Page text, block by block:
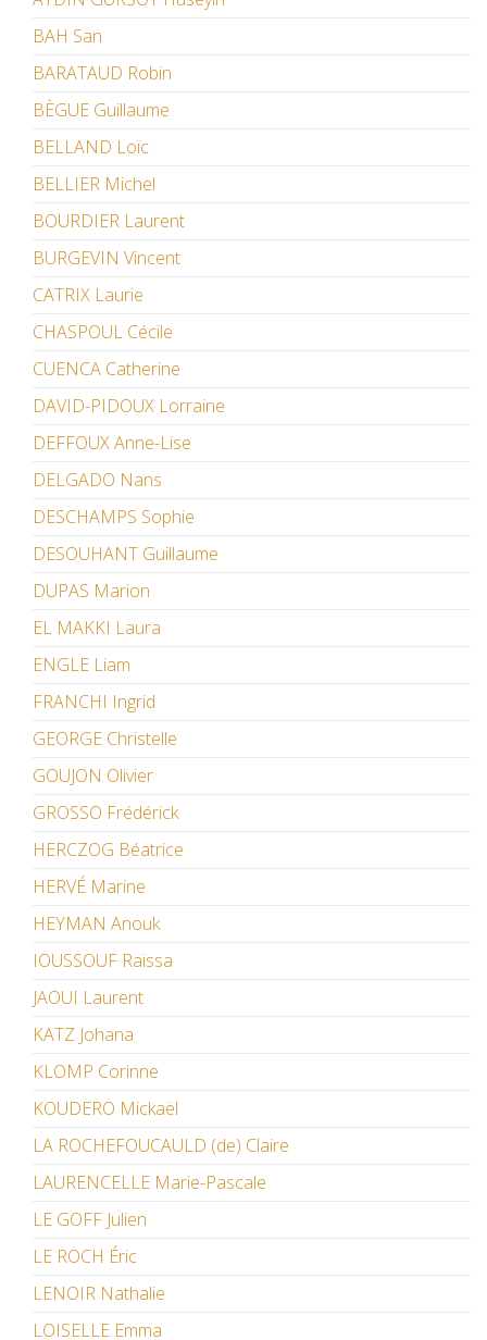
BAH San
BARATAUD Robin
BÈGUE Guillaume
BELLAND Loïc
BELLIER Michel
BOURDIER Laurent
BURGEVIN Vincent
CATRIX Laurie
CHASPOUL Cécile
CUENCA Catherine
DAVID-PIDOUX Lorraine
DEFFOUX Anne-Lise
DELGADO Nans
DESCHAMPS Sophie
DESOUHANT Guillaume
DUPAS Marion
EL MAKKI Laura
ENGLE Liam
FRANCHI Ingrid
GEORGE Christelle
GOUJON Olivier
GROSSO Frédérick
HERCZOG Béatrice
HERVÉ Marine
HEYMAN Anouk
IOUSSOUF Raïssa
JAOUI Laurent
KATZ Johana
KLOMP Corinne
KOUDERO Mickaël
LA ROCHEFOUCAULD (de) Claire
LAURENCELLE Marie-Pascale
LE GOFF Julien
LE ROCH Éric
LENOIR Nathalie
LOISELLE Emma